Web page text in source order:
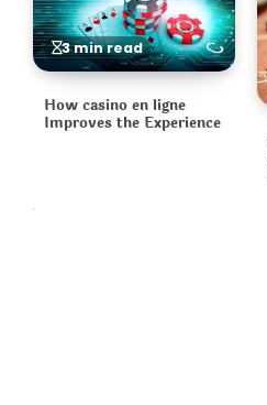
3 min read
How casino en ligne
Improves the Experience